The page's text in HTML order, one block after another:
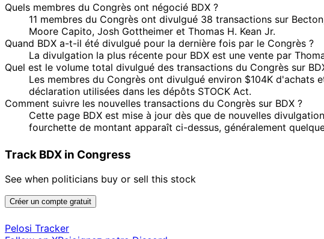
Quels membres du Congrès ont négocié BDX ?
11 membres du Congrès ont divulgué 38 transactions sur
Moore Capito, Josh Gottheimer et Thomas H. Kean Jr.
Quand BDX a-t-il été divulgué pour la dernière fois par le Congrès ?
La divulgation la plus récente pour BDX est une vente par
Quel est le volume total divulgué des transactions du Congrès sur
Les membres du Congrès ont divulgué environ $104K d'achats
déclaration utilisées dans les dépôts STOCK Act.
Comment suivre les nouvelles transactions du Congrès sur BDX ?
Cette page BDX est mise à jour dès que de nouvelles
fourchette de montant apparaît ci-dessus, généralement
Track BDX in Congress
See when politicians buy or sell this stock
Créer un compte gratuit
Pelosi Tracker